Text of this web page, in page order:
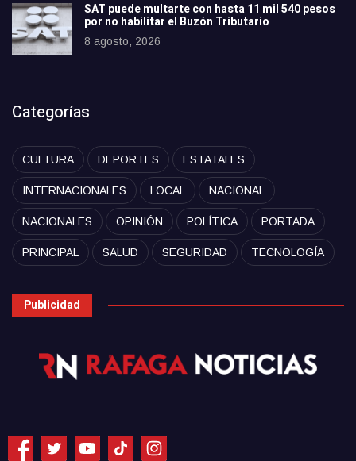
SAT puede multarte con hasta 11 mil 540 pesos
por no habilitar el Buzón Tributario
8 agosto, 2026
Categorías
CULTURA DEPORTES ESTATALES
INTERNACIONALES LOCAL NACIONAL
NACIONALES OPINIÓN POLÍTICA PORTADA
PRINCIPAL SALUD SEGURIDAD TECNOLOGÍA
Publicidad